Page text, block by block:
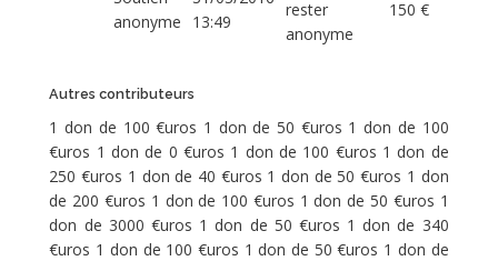
anonyme
13:49
rester
anonyme
150 €
Autres contributeurs
1 don de 100 €uros 1 don de 50 €uros 1 don de 100
€uros 1 don de 0 €uros 1 don de 100 €uros 1 don de
250 €uros 1 don de 40 €uros 1 don de 50 €uros 1 don
de 200 €uros 1 don de 100 €uros 1 don de 50 €uros 1
don de 3000 €uros 1 don de 50 €uros 1 don de 340
€uros 1 don de 100 €uros 1 don de 50 €uros 1 don de